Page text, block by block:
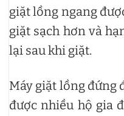
giặt lồng ngang
giặt sạch hơn và
lại sau khi giặt.
Máy giặt lồng đứng
được nhiều hộ gia